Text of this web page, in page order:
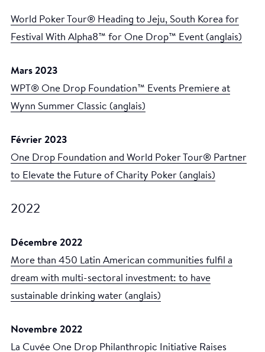
World Poker Tour® Heading to Jeju, South Korea for
Festival With Alpha8™ for One Drop™ Event (anglais)
Mars 2023
WPT® One Drop Foundation™ Events Premiere at
Wynn Summer Classic (anglais)
Février 2023
One Drop Foundation and World Poker Tour® Partner
to Elevate the Future of Charity Poker (anglais)
2022
Décembre 2022
More than 450 Latin American communities fulfil a
dream with multi-sectoral investment: to have
sustainable drinking water (anglais)
Novembre 2022
La Cuvée One Drop Philanthropic Initiative Raises